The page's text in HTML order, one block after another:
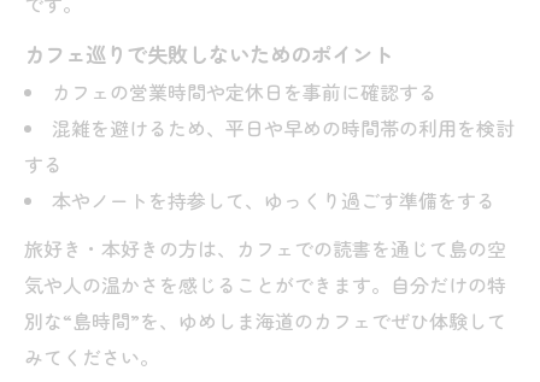
カフェ巡りで失敗しないためのポイント
カフェの営業時間や定休日を事前に確認する
混雑を避けるため、平日や早めの時間帯の利用を検討
する
本やノートを持参して、ゆっくり過ごす準備をする
旅好き・本好きの方は、カフェでの読書を通じて島の空
気や人の温かさを感じることができます。自分だけの特
別な“島時間”を、ゆめしま海道のカフェでぜひ体験して
みてください。